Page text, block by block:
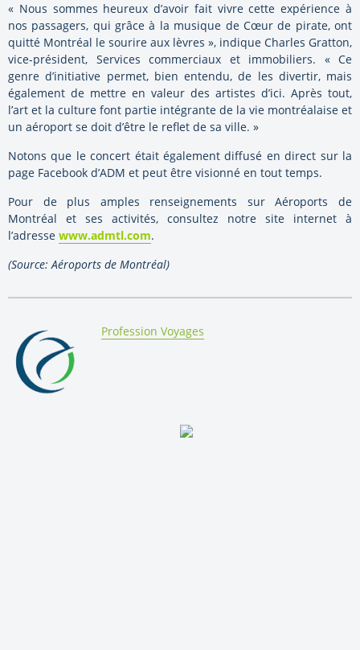
« Nous sommes heureux d’avoir fait vivre cette expérience à
nos passagers, qui grâce à la musique de Cœur de pirate, ont
quitté Montréal le sourire aux lèvres », indique Charles Gratton,
vice-président, Services commerciaux et immobiliers. « Ce
genre d’initiative permet, bien entendu, de les divertir, mais
également de mettre en valeur des artistes d’ici. Après tout,
l’art et la culture font partie intégrante de la vie montréalaise et
un aéroport se doit d’être le reflet de sa ville. »
Notons que le concert était également diffusé en direct sur la
page Facebook d’ADM et peut être visionné en tout temps.
Pour de plus amples renseignements sur Aéroports de
Montréal et ses activités, consultez notre site internet à
l’adresse www.admtl.com.
(Source: Aéroports de Montréal)
By:
Profession Voyages